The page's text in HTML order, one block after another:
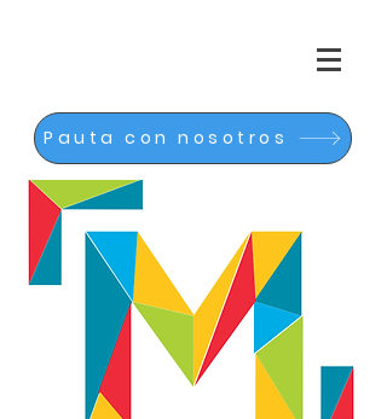
Pauta con nosotros